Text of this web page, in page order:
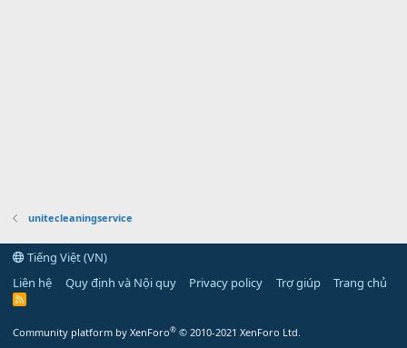
unitecleaningservice
Tiếng Việt (VN)
Liên hệ
Quy định và Nội quy Privacy policy Trợ giúp Trang chủ
R
Community platform by XenForo® © 2010-2021 XenForo Ltd.